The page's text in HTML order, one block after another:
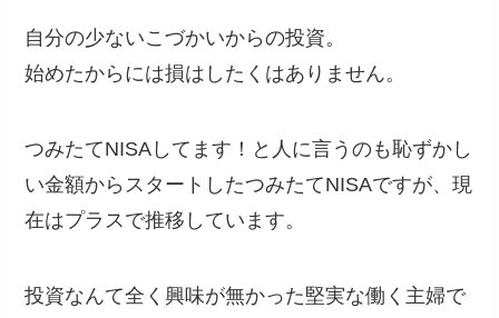
自分の少ないこづかいからの投資。
始めたからには損はしたくはありません。
つみたてNISAしてます！と人に言うのも恥ずかし
い金額からスタートしたつみたてNISAですが、現
在はプラスで推移しています。
投資なんて全く興味が無かった堅実な働く主婦で